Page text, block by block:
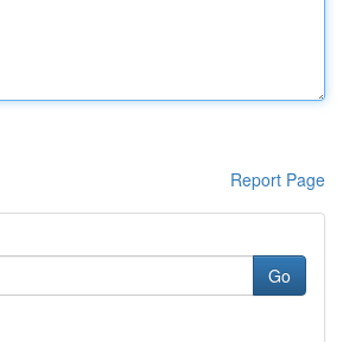
Report Page
Go